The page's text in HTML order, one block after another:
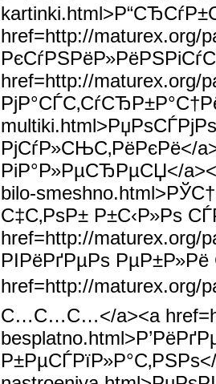
href=http://maturex.org/
href=http://maturex.org/
РјСѓР»СЊС‚РёРєРё</
РіР°Р»РµСЂРµСЏ</
bilo-
С‡С‚РѕР± Р±С‹Р»Рѕ
href=http://maturex.org/
РІРёРґРµРѕ
href=http://maturex.org/
С…С…С…</a><a